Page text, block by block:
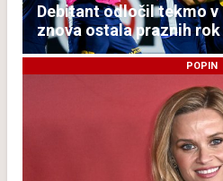
Debitant odločil tekmo v
znova ostala praznih rok
POPIN